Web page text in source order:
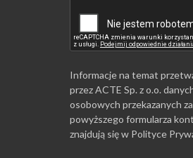
Informacje na temat
przez ACTE Sp. z o.o.
osobowych przekazanych
powyższego formularza
znajdują się w Polityce